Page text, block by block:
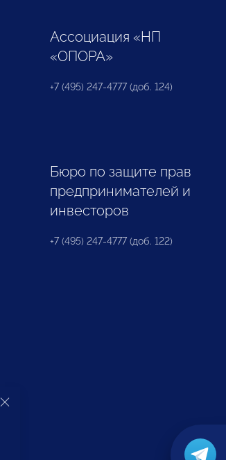
Ассоциация «НП
«ОПОРА»
+7 (495) 247-4777 (доб. 124)
Бюро по защите прав
предпринимателей и
инвесторов
+7 (495) 247-4777 (доб. 122)